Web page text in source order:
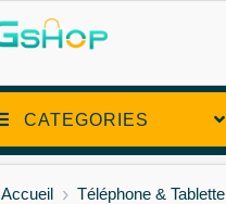
CATEGORIES
Accueil Téléphone & Tablette